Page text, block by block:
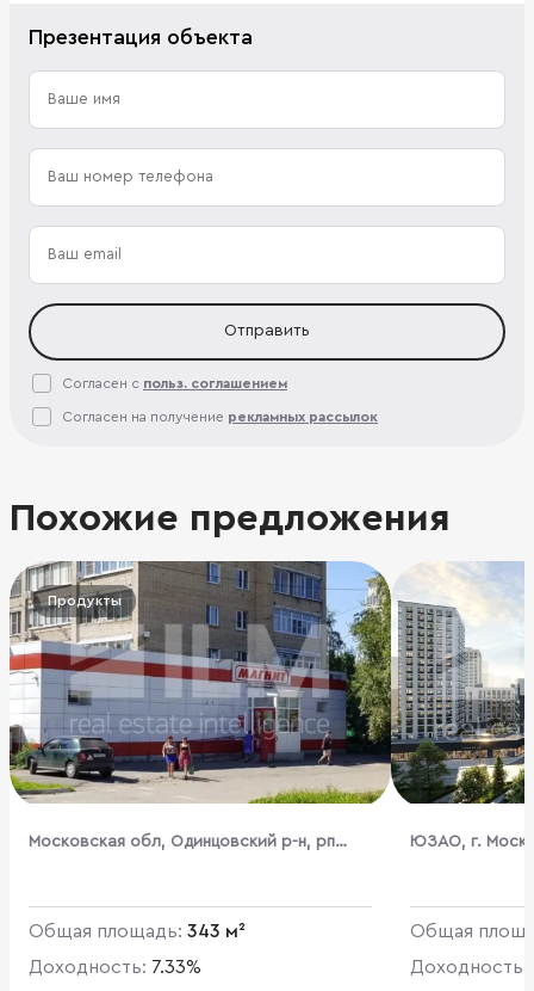
Презентация объекта
Отправить
Согласен с польз. соглашением
Согласен на получение рекламных рассылок
Похожие предложения
Продукты
Московская обл, Одинцовский р-н, рп
Общая площадь: 343 м²
Доходность: 7.33%
ЮЗАО, г.
Общая
Доходность: